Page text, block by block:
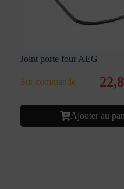
Joint porte four AEG
Sur commande
Ajouter au